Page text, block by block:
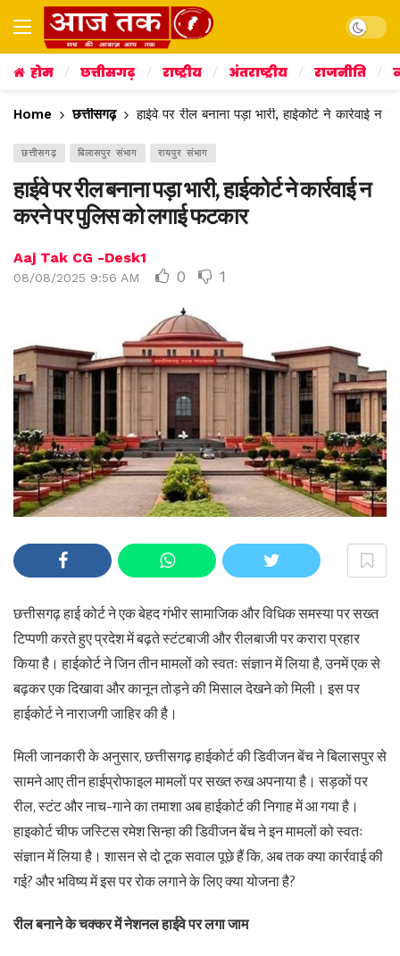
Dark
होम छत्तीसगढ़ राष्ट्रीय अंतराष्ट्रीय राजनीति
Home छत्तीसगढ़ हाईवे पर रील बनाना पड़ा भारी, हाईकोर्ट ने कार्रवाई
छत्तीसगढ़ बिलासपुर संभाग रायपुर संभाग
हाईवे पर रील बनाना पड़ा भारी, हाईकोर्ट ने कार्रवाई न
करने पर पुलिस को लगाई फटकार
Aaj Tak CG -Desk1
08/08/2025 9:56 AM 0 1
छत्तीसगढ़ हाई कोर्ट ने एक बेहद गंभीर सामाजिक और विधिक समस्या पर सख्त
टिप्पणी करते हुए प्रदेश में बढ़ते स्टंटबाजी और रीलबाजी पर करारा प्रहार
किया है। हाईकोर्ट ने जिन तीन मामलों को स्वतः संज्ञान में लिया है, उनमें एक से
बढ़कर एक दिखावा और कानून तोड़ने की मिसाल देखने को मिली। इस पर
हाईकोर्ट ने नाराजगी जाहिर की है।
मिली जानकारी के अनुसार, छत्तीसगढ़ हाईकोर्ट की डिवीजन बेंच ने बिलासपुर से
सामने आए तीन हाईप्रोफाइल मामलों पर सख्त रुख अपनाया है। सड़कों पर
रील, स्टंट और नाच-गाने का तमाशा अब हाईकोर्ट की निगाह में आ गया है।
हाइकोर्ट चीफ जस्टिस रमेश सिन्हा की डिवीजन बेंच ने इन मामलों को स्वतः
संज्ञान में लिया है। शासन से दो टूक सवाल पूछे हैं कि, अब तक क्या कार्रवाई की
गई? और भविष्य में इस पर रोक लगाने के लिए क्या योजना है?
रील बनाने के चक्कर में नेशनल हाईवे पर लगा जाम